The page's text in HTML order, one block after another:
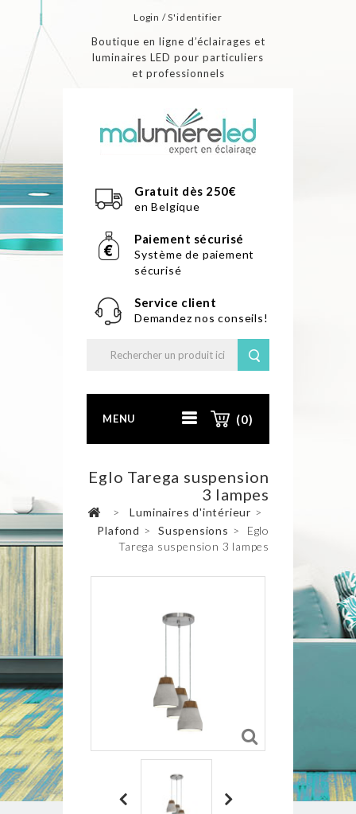
Login / S'identifier
Boutique en ligne d’éclairages et
luminaires LED pour particuliers
et professionnels
Gratuit dès 250€
en Belgique
Paiement sécurisé
Système de paiement
sécurisé
Service client
Demandez nos conseils!
MENU (0)
Eglo Tarega suspension
3 lampes
> Luminaires d'intérieur >
Plafond > Suspensions >
Eglo
Tarega suspension 3 lampes